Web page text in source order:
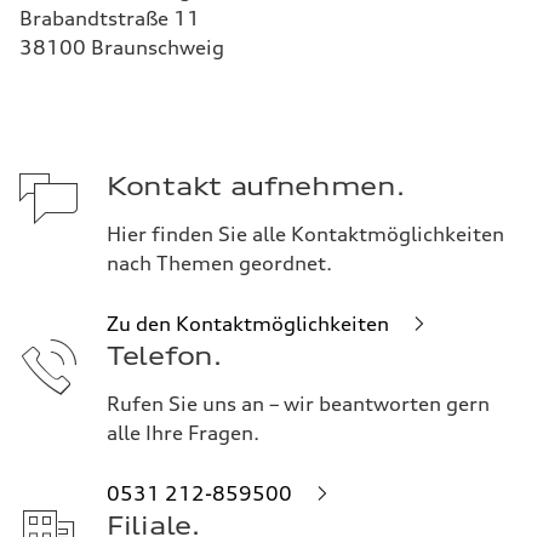
Brabandtstraße 11
38100 Braunschweig
Kontakt aufnehmen.
Hier finden Sie alle Kontaktmöglichkeiten
nach Themen geordnet.
Zu den Kontaktmöglichkeiten
Telefon.
Rufen Sie uns an – wir beantworten gern
alle Ihre Fragen.
0531 212-859500
Filiale.